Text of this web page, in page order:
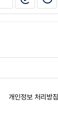
개인정보 처리방침